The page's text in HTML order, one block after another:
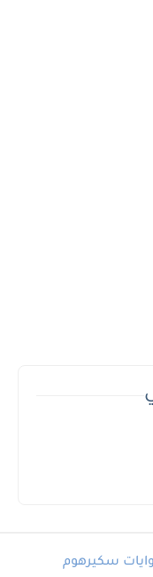
سكيرهوم